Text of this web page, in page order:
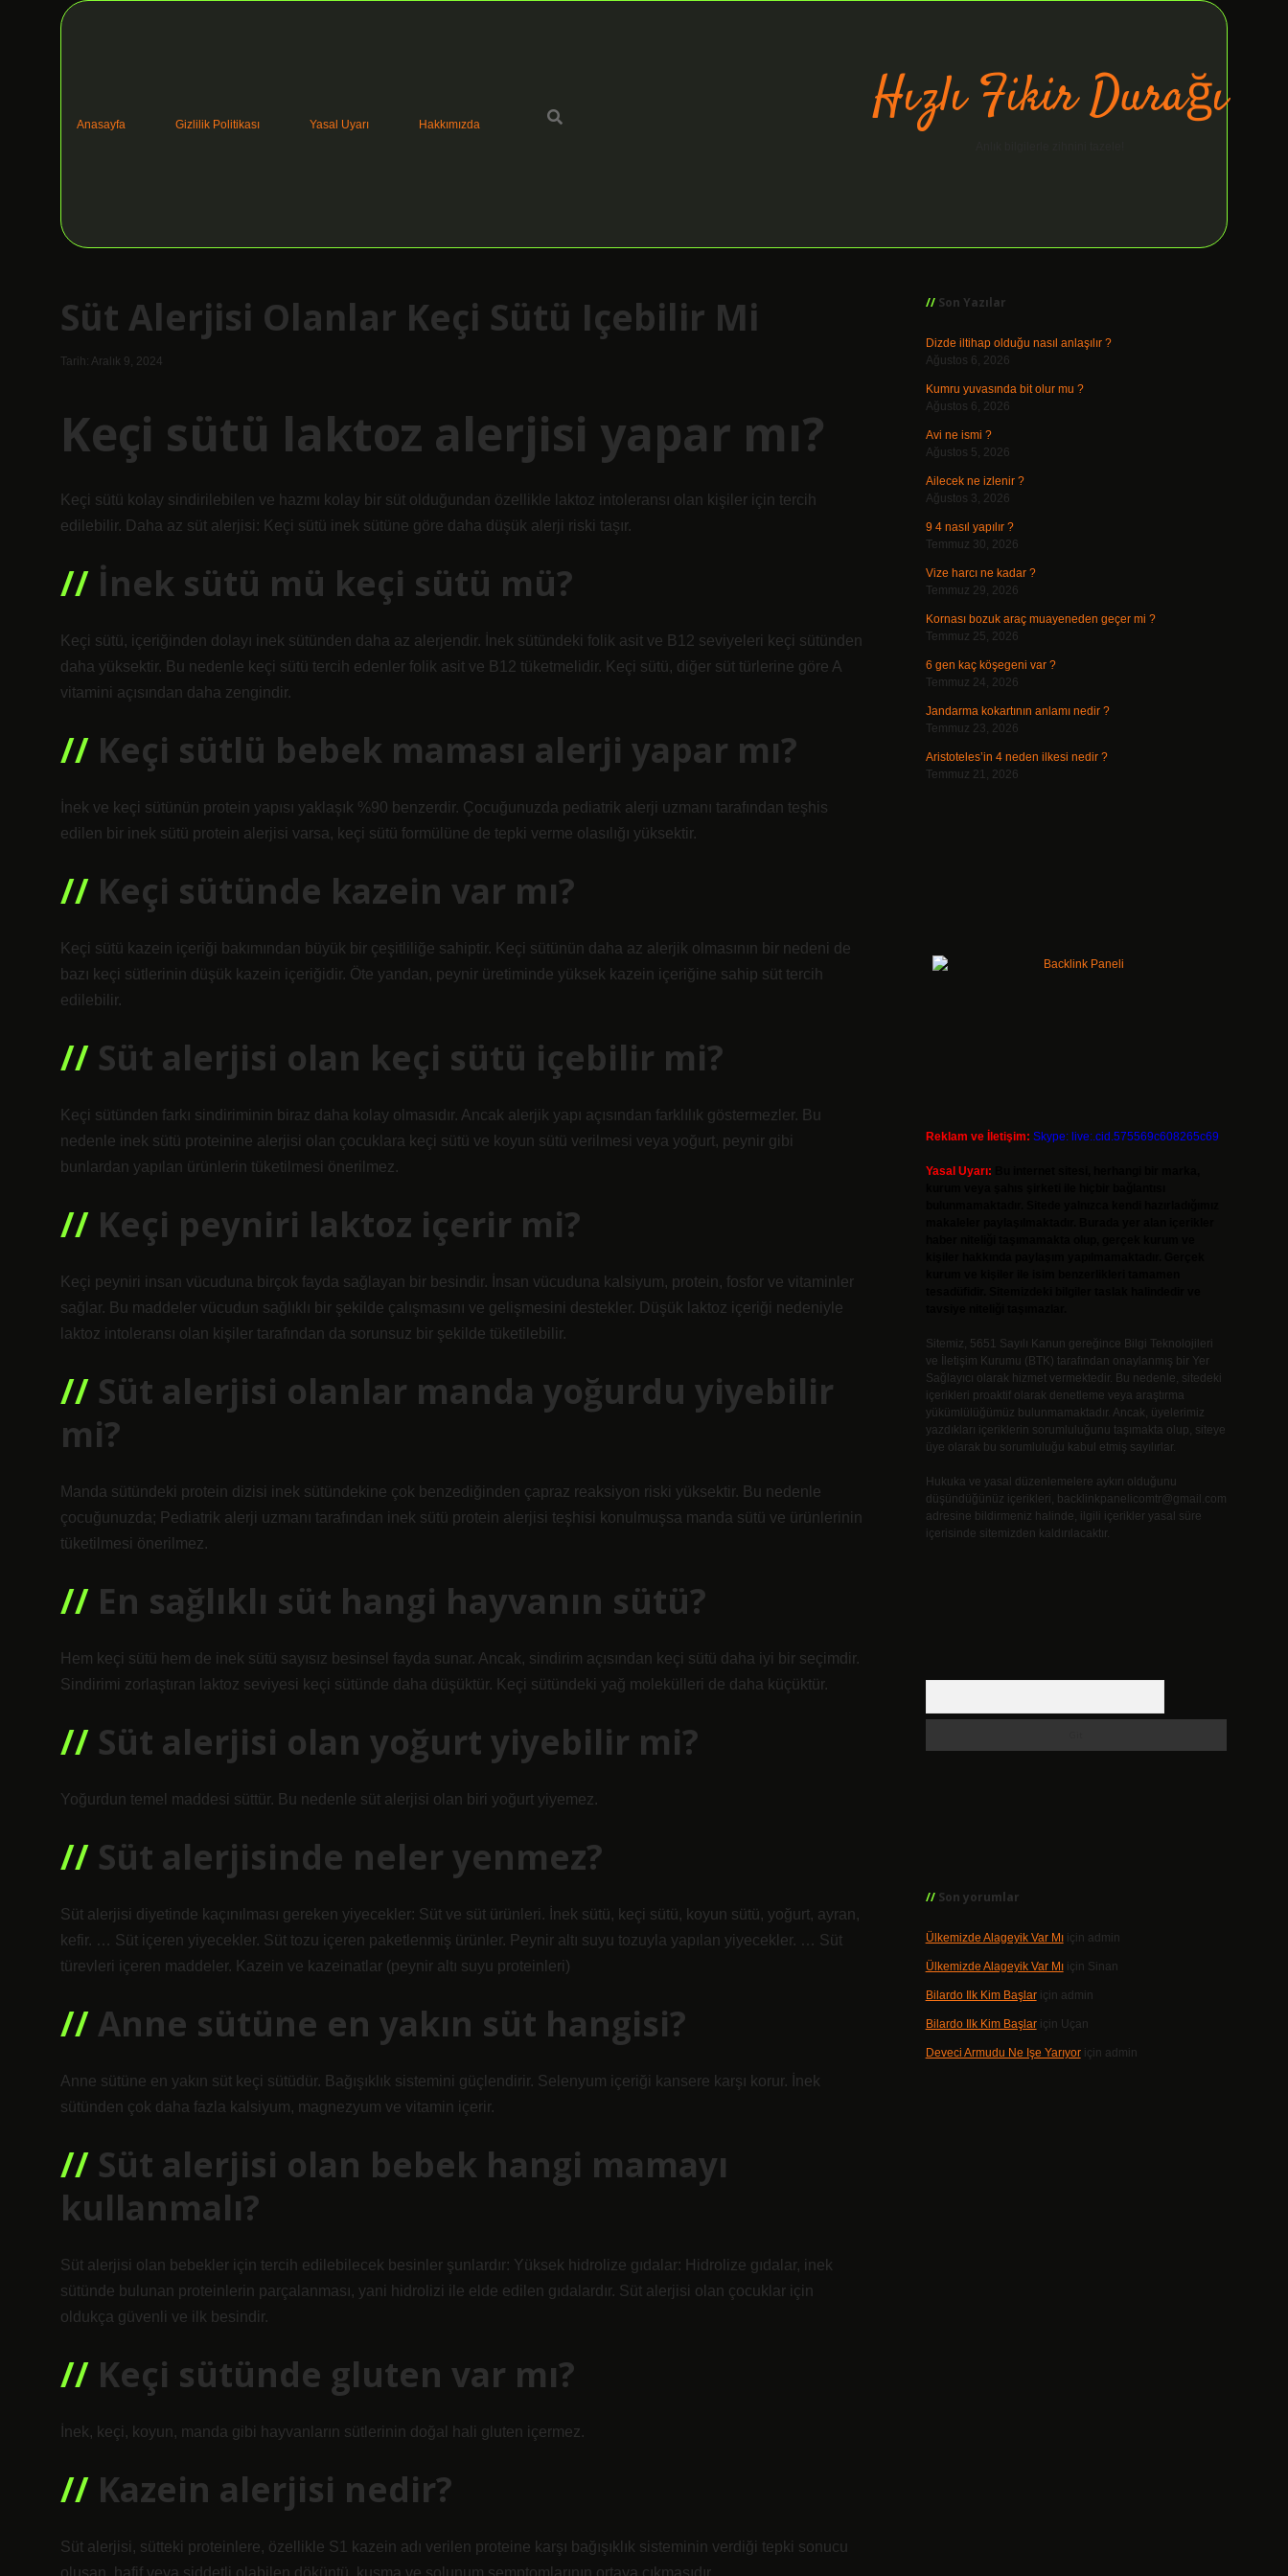
Anasayfa Gizlilik Politikası Yasal Uyarı Hakkımızda Hızlı Fikir Durağı
Süt Alerjisi Olanlar Keçi Sütü Içebilir Mi
Tarih: Aralık 9, 2024
Keçi sütü laktoz alerjisi yapar mı?
Keçi sütü kolay sindirilebilen ve hazmı kolay bir süt olduğundan özellikle laktoz intoleransı olan kişiler için tercih
edilebilir. Daha az süt alerjisi: Keçi sütü inek sütüne göre daha düşük alerji riski taşır.
İnek sütü mü keçi sütü mü?
Keçi sütü, içeriğinden dolayı inek sütünden daha az alerjendir. İnek sütündeki folik asit ve B12 seviyeleri keçi sütünden
daha yüksektir. Bu nedenle keçi sütü tercih edenler folik asit ve B12 tüketmelidir. Keçi sütü, diğer süt türlerine göre A
vitamini açısından daha zengindir.
Keçi sütlü bebek maması alerji yapar mı?
İnek ve keçi sütünün protein yapısı yaklaşık %90 benzerdir. Çocuğunuzda pediatrik alerji uzmanı tarafından teşhis
edilen bir inek sütü protein alerjisi varsa, keçi sütü formülüne de tepki verme olasılığı yüksektir.
Keçi sütünde kazein var mı?
Keçi sütü kazein içeriği bakımından büyük bir çeşitliliğe sahiptir. Keçi sütünün daha az alerjik olmasının bir nedeni de
bazı keçi sütlerinin düşük kazein içeriğidir. Öte yandan, peynir üretiminde yüksek kazein içeriğine sahip süt tercih
edilebilir.
Süt alerjisi olan keçi sütü içebilir mi?
Keçi sütünden farkı sindiriminin biraz daha kolay olmasıdır. Ancak alerjik yapı açısından farklılık göstermezler. Bu
nedenle inek sütü proteinine alerjisi olan çocuklara keçi sütü ve koyun sütü verilmesi veya yoğurt, peynir gibi
bunlardan yapılan ürünlerin tüketilmesi önerilmez.
Keçi peyniri laktoz içerir mi?
Keçi peyniri insan vücuduna birçok fayda sağlayan bir besindir. İnsan vücuduna kalsiyum, protein, fosfor ve vitaminler
sağlar. Bu maddeler vücudun sağlıklı bir şekilde çalışmasını ve gelişmesini destekler. Düşük laktoz içeriği nedeniyle
laktoz intoleransı olan kişiler tarafından da sorunsuz bir şekilde tüketilebilir.
Süt alerjisi olanlar manda yoğurdu yiyebilir
mi?
Manda sütündeki protein dizisi inek sütündekine çok benzediğinden çapraz reaksiyon riski yüksektir. Bu nedenle
çocuğunuzda; Pediatrik alerji uzmanı tarafından inek sütü protein alerjisi teşhisi konulmuşsa manda sütü ve ürünlerinin
tüketilmesi önerilmez.
En sağlıklı süt hangi hayvanın sütü?
Hem keçi sütü hem de inek sütü sayısız besinsel fayda sunar. Ancak, sindirim açısından keçi sütü daha iyi bir seçimdir.
Sindirimi zorlaştıran laktoz seviyesi keçi sütünde daha düşüktür. Keçi sütündeki yağ molekülleri de daha küçüktür.
Süt alerjisi olan yoğurt yiyebilir mi?
Yoğurdun temel maddesi süttür. Bu nedenle süt alerjisi olan biri yoğurt yiyemez.
Süt alerjisinde neler yenmez?
Süt alerjisi diyetinde kaçınılması gereken yiyecekler: Süt ve süt ürünleri. İnek sütü, keçi sütü, koyun sütü, yoğurt, ayran,
kefir. … Süt içeren yiyecekler. Süt tozu içeren paketlenmiş ürünler. Peynir altı suyu tozuyla yapılan yiyecekler. … Süt
türevleri içeren maddeler. Kazein ve kazeinatlar (peynir altı suyu proteinleri)
Anne sütüne en yakın süt hangisi?
Anne sütüne en yakın süt keçi sütüdür. Bağışıklık sistemini güçlendirir. Selenyum içeriği kansere karşı korur. İnek
sütünden çok daha fazla kalsiyum, magnezyum ve vitamin içerir.
Süt alerjisi olan bebek hangi mamayı
kullanmalı?
Süt alerjisi olan bebekler için tercih edilebilecek besinler şunlardır: Yüksek hidrolize gıdalar: Hidrolize gıdalar, inek
sütünde bulunan proteinlerin parçalanması, yani hidrolizi ile elde edilen gıdalardır. Süt alerjisi olan çocuklar için
oldukça güvenli ve ilk besindir.
Keçi sütünde gluten var mı?
İnek, keçi, koyun, manda gibi hayvanların sütlerinin doğal hali gluten içermez.
Kazein alerjisi nedir?
Süt alerjisi, sütteki proteinlere, özellikle S1 kazein adı verilen proteine ​​karşı bağışıklık sisteminin verdiği tepki sonucu
oluşan, hafif veya şiddetli olabilen döküntü, kusma ve solunum semptomlarının ortaya çıkmasıdır.
Son Yazılar
Dizde iltihap olduğu nasıl anlaşılır ?
Ağustos 6, 2026
Kumru yuvasında bit olur mu ?
Ağustos 6, 2026
Avi ne ismi ?
Ağustos 5, 2026
Ailecek ne izlenir ?
Ağustos 3, 2026
9 4 nasıl yapılır ?
Temmuz 30, 2026
Vize harcı ne kadar ?
Temmuz 29, 2026
Kornası bozuk araç muayeneden geçer mi ?
Temmuz 25, 2026
6 gen kaç köşegeni var ?
Temmuz 24, 2026
Jandarma kokartının anlamı nedir ?
Temmuz 23, 2026
Aristoteles’in 4 neden ilkesi nedir ?
Temmuz 21, 2026
Reklam ve İletişim: Skype: live:.cid.575569c608265c69
Yasal Uyarı:
Sitemiz, 5651 Sayılı Kanun gereğince Bilgi Teknolojileri
ve İletişim Kurumu (BTK) tarafından onaylanmış bir Yer
Sağlayıcı olarak hizmet vermektedir. Bu nedenle, sitedeki
içerikleri proaktif olarak denetleme veya araştırma
yükümlülüğümüz bulunmamaktadır. Ancak, üyelerimiz
yazdıkları içeriklerin sorumluluğunu taşımakta olup, siteye
üye olarak bu sorumluluğu kabul etmiş sayılırlar.
Hukuka ve yasal düzenlemelere aykırı olduğunu
düşündüğünüz içerikleri, backlinkpanelicomtr@gmail.com
adresine bildirmeniz halinde, ilgili içerikler yasal süre
içerisinde sitemizden kaldırılacaktır.
Son yorumlar
Ülkemizde Alageyik Var Mıiçin admin
Ülkemizde Alageyik Var Mıiçin Sinan
Bilardo Ilk Kim Başlariçin admin
Bilardo Ilk Kim Başlariçin Uçan
Deveci Armudu Ne Işe Yarıyoriçin admin